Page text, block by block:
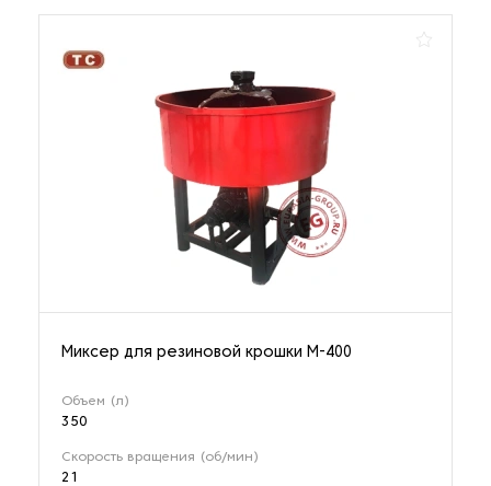
Миксер для резиновой крошки М-400
Объем (л)
350
Скорость вращения (об/мин)
21